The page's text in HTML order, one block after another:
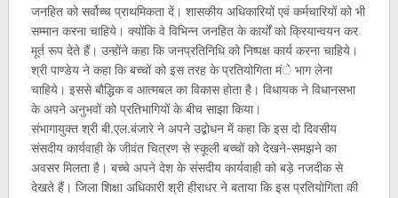
जनहित को सर्वोच्च प्राथमिकता दें। शासकीय अधिकारियों एवं कर्मचारियों को भी
सम्मान करना चाहिये। क्योंकि वे विभिन्न जनहित के कार्यों को क्रियान्वयन कर
मूर्त रूप देते हैं। उन्होंने कहा कि जनप्रतिनिधि को निष्पक्ष कार्य करना चाहिये।
श्री पाण्डेय ने कहा कि बच्चों को इस तरह के प्रतियोगिता मंे भाग लेना
चाहिये। इससे बौद्धिक व आत्मबल का विकास होता है। विधायक ने विधानसभा
के अपने अनुभवों को प्रतिभागियों के बीच साझा किया।
संभागायुक्त श्री बी.एल.बंजारे ने अपने उद्बोधन में कहा कि इस दो दिवसीय
संसदीय कार्यवाही के जीवंत चित्रण से स्कूली बच्चों को देखने-समझने का
अवसर मिलता है। बच्चे अपने देश के संसदीय कार्यवाही को बड़े नजदीक से
देखते हैं। जिला शिक्षा अधिकारी श्री हीराधर ने बताया कि इस प्रतियोगिता की